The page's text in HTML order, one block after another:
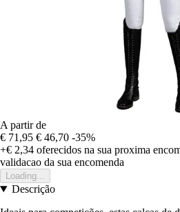
A partir de
€ 71,95 € 46,70 -35%
+€ 2,34 oferecidos na sua proxima
validacao da sua encomenda
Loading...
Descrição